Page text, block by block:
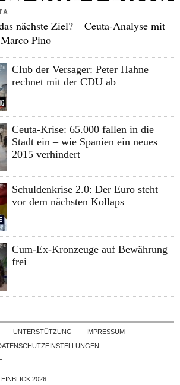
nächste Ziel? – Ceuta-Analyse mit
Pino
Club der Versager: Peter Hahne
rechnet mit der CDU ab
Ceuta-Krise: 65.000 fallen in die
Stadt ein – wie Spanien ein neues
2015 verhindert
Schuldenkrise 2.0: Der Euro steht
vor dem nächsten Kollaps
Cum-Ex-Kronzeuge auf Bewährung
frei
Skip to content
UNTERSTÜTZUNG
IMPRESSUM
2026